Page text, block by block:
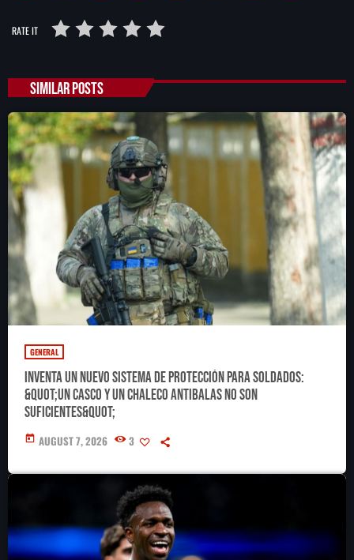
RATE IT
SIMILAR POSTS
GENERAL
Inventa un nuevo sistema de protección para soldados:
&quot;Un casco y un chaleco antibalas no son
suficientes&quot;
today AUGUST 7, 2026 3